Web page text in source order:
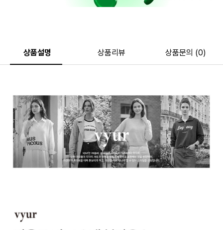
상품설명 상품리뷰 상품문의 (0)